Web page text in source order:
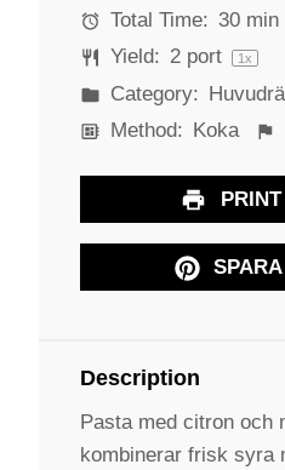
s
s
s
Total Time: 30 min
Yield: 2port 1 x
Category:
Method:
Koka
Description
Pasta med citron och
kombinerar frisk syra